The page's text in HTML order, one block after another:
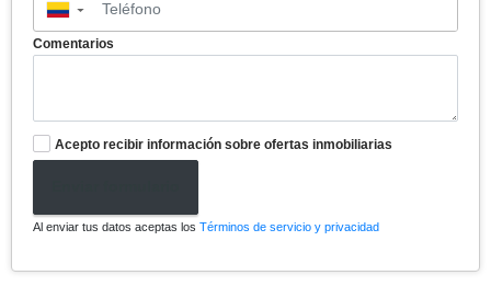
▼
Comentarios
Acepto recibir información sobre ofertas inmobiliarias
Al enviar tus datos aceptas los Términos de servicio y privacidad